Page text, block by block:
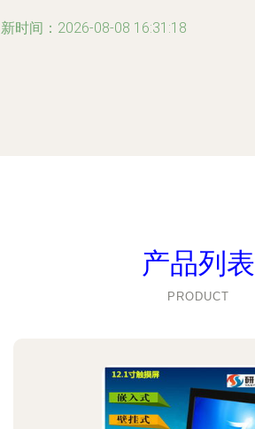
时间：2026-08-08 16:31:18
产品列表
PRODUCT